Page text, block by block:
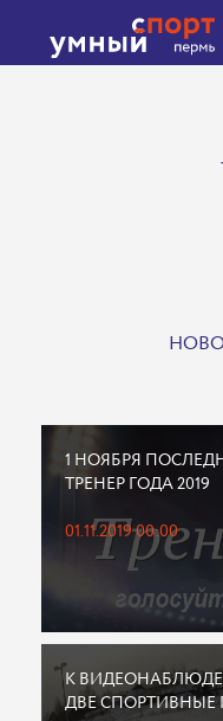
1 НОЯБРЯ
ТРЕНЕР ГОДА 2019
01.11.2019 00:00
К
ДВЕ